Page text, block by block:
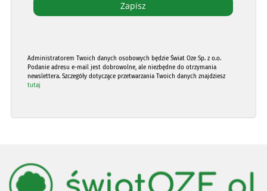
Administratorem Twoich danych osobowych będzie Świat Oze Sp. z o.o.
Podanie adresu e-mail jest dobrowolne, ale niezbędne do otrzymania
newslettera. Szczegóły dotyczące przetwarzania Twoich danych znajdziesz
tutaj